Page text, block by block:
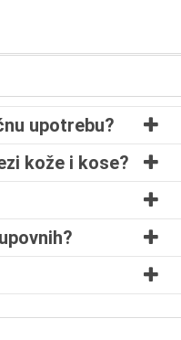
upotrebu?
kože i kose?